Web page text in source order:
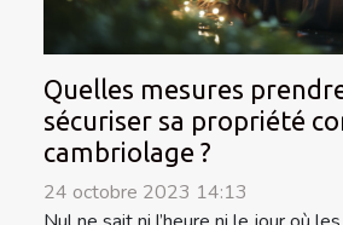
Quelles mesures
sécuriser sa propriété
cambriolage ?
24 octobre 2023 14:13